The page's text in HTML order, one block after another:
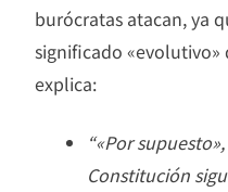
burócratas atacan, ya
significado «evolutivo»
explica:
“«Por
Constitución